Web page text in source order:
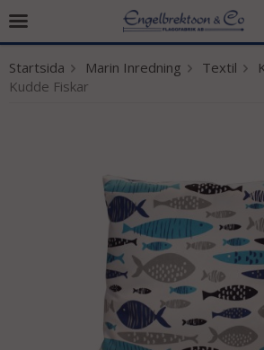
Produkten har blivit tillagd i
Startsida Marin Inredning Textil
Kudde Fiskar